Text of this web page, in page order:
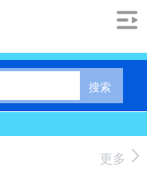
搜索
更多